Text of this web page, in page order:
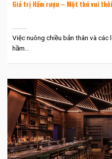
Giá trị Hầm rượu – Một thú vui
Việc nuông chiều bản thân và
hầm...